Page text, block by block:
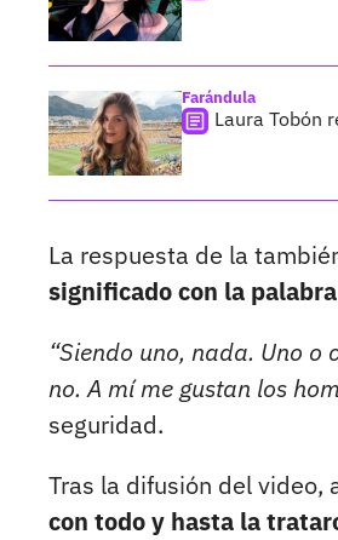
Farándula
Laura Tobón
La respuesta de la
significado con la
“Siendo uno, nada. Uno o
no. A mí me gustan los
seguridad.
Tras la difusión del video,
con todo y hasta la